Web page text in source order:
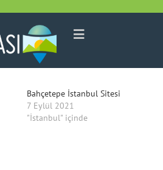
Toggle
Bahçetepe İstanbul Sitesi
7 Eylül 2021
"İstanbul" içinde